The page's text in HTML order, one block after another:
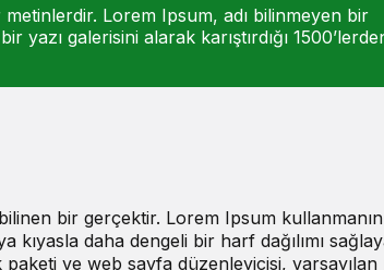
metinlerdir. Lorem Ipsum, adı bilinmeyen bir
galerisini alarak karıştırdığı
bir gerçektir. Lorem Ipsum kullanmanın
daha dengeli bir harf dağılımı
ve web sayfa düzenleyicisi, varsayılan